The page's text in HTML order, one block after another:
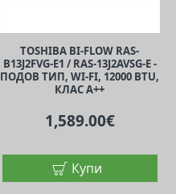
TOSHIBA BI-FLOW RAS-
B13J2FVG-E1 / RAS-13J2AVSG-E -
ПОДОВ ТИП, WI-FI, 12000 BTU,
КЛАС A++
1,589.00€
Купи